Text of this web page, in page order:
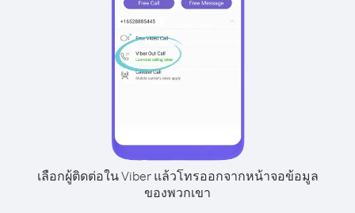
เลือกผู้ติดต่อใน Viber แล้วโทรออกจากหน้าจอข้อมูล
ของพวกเขา